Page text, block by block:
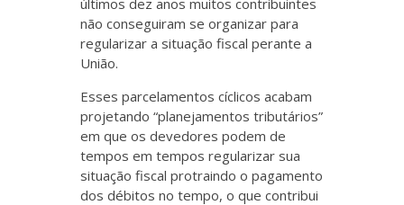
últimos dez anos muitos contribuintes
não conseguiram se organizar para
regularizar a situação fiscal perante a
União.
Esses parcelamentos cíclicos acabam
projetando “planejamentos tributários”
em que os devedores podem de
tempos em tempos regularizar sua
situação fiscal protraindo o pagamento
dos débitos no tempo, o que contribui